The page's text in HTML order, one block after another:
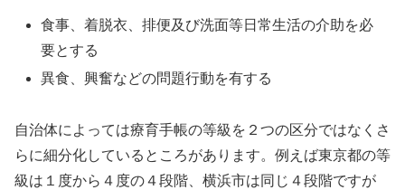
食事、着脱衣、排便及び洗面等日常生活の介助を必
要とする
異食、興奮などの問題行動を有する
自治体によっては療育手帳の等級を２つの区分ではなくさ
らに細分化しているところがあります。例えば東京都の等
級は１度から４度の４段階、横浜市は同じ４段階ですが